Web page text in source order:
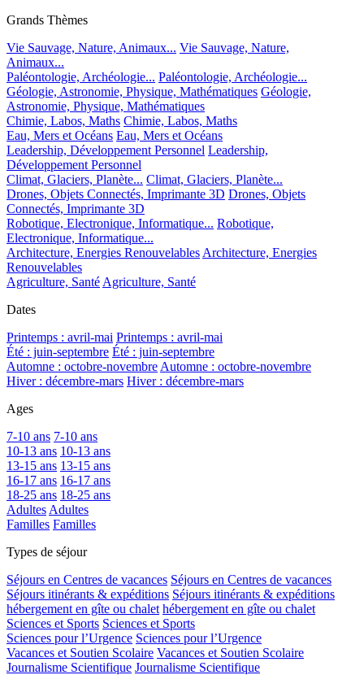
Grands Thèmes
Vie Sauvage, Nature, Animaux... Vie Sauvage, Nature,
Animaux...
Paléontologie, Archéologie... Paléontologie, Archéologie...
Géologie, Astronomie, Physique, Mathématiques Géologie,
Astronomie, Physique, Mathématiques
Chimie, Labos, Maths Chimie, Labos, Maths
Eau, Mers et Océans Eau, Mers et Océans
Leadership, Développement Personnel Leadership,
Développement Personnel
Climat, Glaciers, Planète... Climat, Glaciers, Planète...
Drones, Objets Connectés, Imprimante 3D Drones, Objets
Connectés, Imprimante 3D
Robotique, Electronique, Informatique... Robotique,
Electronique, Informatique...
Architecture, Energies Renouvelables Architecture, Energies
Renouvelables
Agriculture, Santé Agriculture, Santé
Dates
Printemps : avril-mai Printemps : avril-mai
Été : juin-septembre Été : juin-septembre
Automne : octobre-novembre Automne : octobre-novembre
Hiver : décembre-mars Hiver : décembre-mars
Ages
7-10 ans 7-10 ans
10-13 ans 10-13 ans
13-15 ans 13-15 ans
16-17 ans 16-17 ans
18-25 ans 18-25 ans
Adultes Adultes
Familles Familles
Types de séjour
Séjours en Centres de vacances Séjours en Centres de vacances
Séjours itinérants & expéditions Séjours itinérants & expéditions
hébergement en gîte ou chalet hébergement en gîte ou chalet
Sciences et Sports Sciences et Sports
Sciences pour l’Urgence Sciences pour l’Urgence
Vacances et Soutien Scolaire Vacances et Soutien Scolaire
Journalisme Scientifique Journalisme Scientifique